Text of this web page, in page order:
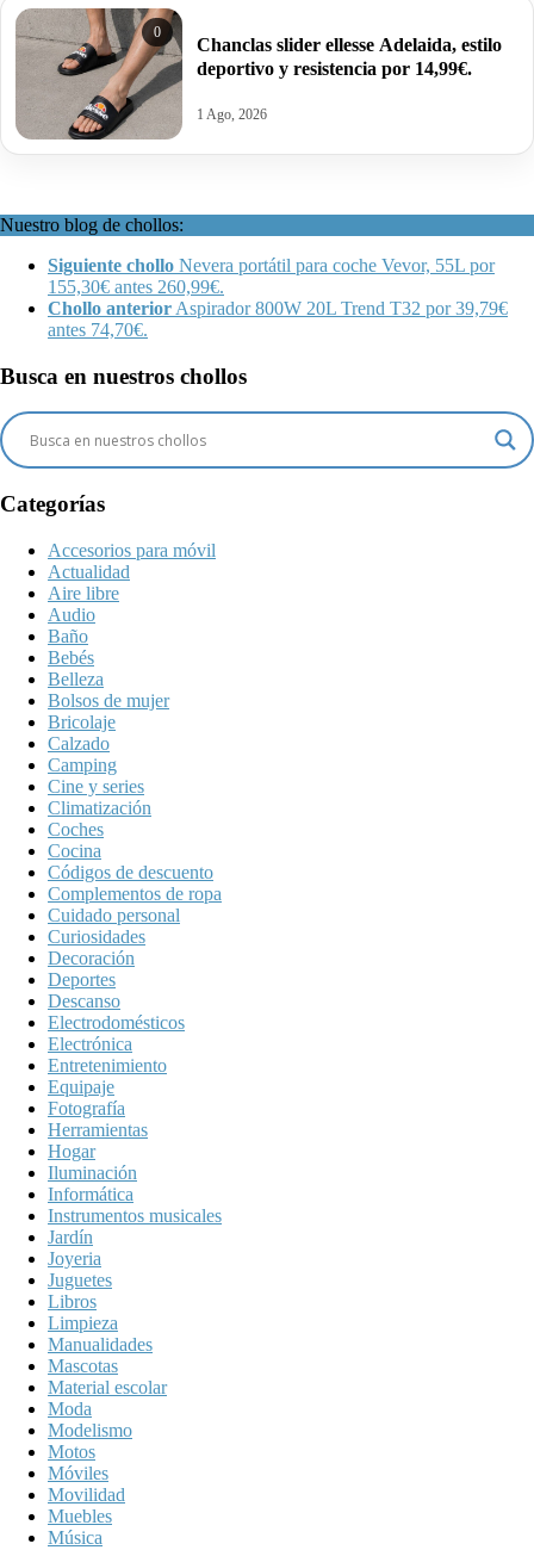
0
Chanclas slider ellesse Adelaida, estilo
deportivo y resistencia por 14,99€.
1 Ago, 2026
Nuestro blog de chollos:
Siguiente chollo Nevera portátil para coche Vevor, 55L por
155,30€ antes 260,99€.
Chollo anterior Aspirador 800W 20L Trend T32 por 39,79€
antes 74,70€.
Busca en nuestros chollos
Categorías
Accesorios para móvil
Actualidad
Aire libre
Audio
Baño
Bebés
Belleza
Bolsos de mujer
Bricolaje
Calzado
Camping
Cine y series
Climatización
Coches
Cocina
Códigos de descuento
Complementos de ropa
Cuidado personal
Curiosidades
Decoración
Deportes
Descanso
Electrodomésticos
Electrónica
Entretenimiento
Equipaje
Fotografía
Herramientas
Hogar
Iluminación
Informática
Instrumentos musicales
Jardín
Joyeria
Juguetes
Libros
Limpieza
Manualidades
Mascotas
Material escolar
Moda
Modelismo
Motos
Móviles
Movilidad
Muebles
Música